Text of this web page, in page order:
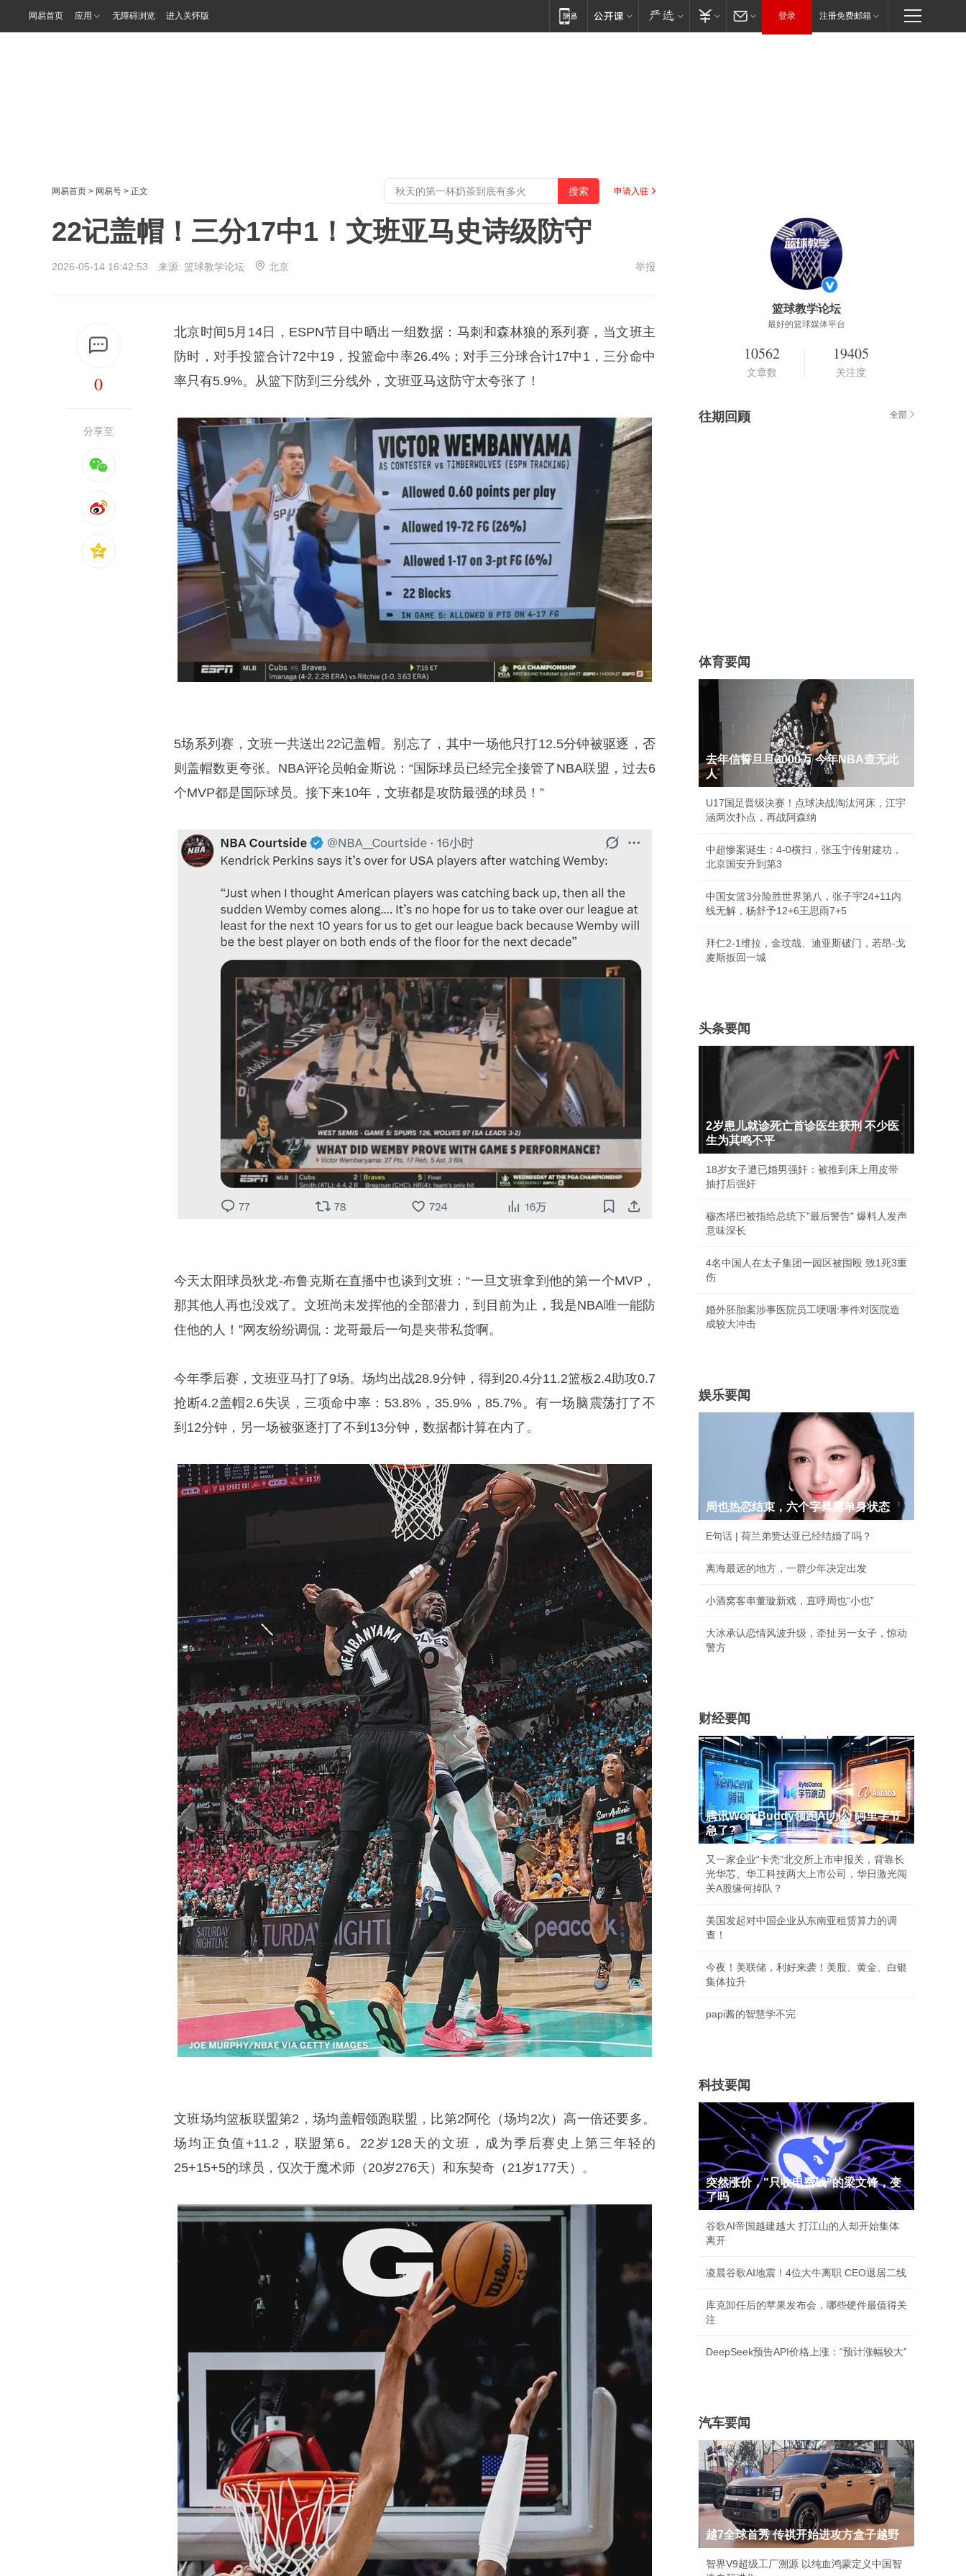
网易首页 应用 无障碍浏览 进入关怀版 登录 注册免费邮箱
网易首页 > 网易号 > 正文 申请入驻
22记盖帽！三分17中1！文班亚马史诗级防守
2026-05-14 16:42:53 来源: 篮球教学论坛 北京 举报
0
分享至
北京时间5月14日，ESPN节目中晒出一组数据：马刺和森林狼的系列赛，当文班主
防时，对手投篮合计72中19，投篮命中率26.4%；对手三分球合计17中1，三分命中
率只有5.9%。从篮下防到三分线外， 文班亚马这防守太夸张了！
5场系列赛，文班一共送出22记盖帽。别忘了，其中一场他只打12.5分钟被驱逐，否
则盖帽数更夸张。NBA评论员帕金斯说：“国际球员已经完全接管了NBA联盟，过去6
个MVP都是国际球员。接下来10年，文班都是攻防最强的球员！”
今天太阳球员狄龙-布鲁克斯在直播中也谈到文班：“一旦文班拿到他的第一个MVP，
那其他人再也没戏了。文班尚未发挥他的全部潜力，到目前为止，我是NBA唯一能防
住他的人！”网友纷纷调侃：龙哥最后一句是夹带私货啊。
今年季后赛，文班亚马打了9场。场均出战28.9分钟，得到20.4分11.2篮板2.4助攻0.7
抢断4.2盖帽2.6失误，三项命中率：53.8%，35.9%，85.7%。有一场脑震荡打了不
到12分钟，另一场被驱逐打了不到13分钟，数据都计算在内了。
文班场均篮板联盟第2，场均盖帽领跑联盟，比第2阿伦（场均2次）高一倍还要多。
场均正负值+11.2，联盟第6。22岁128天的文班，成为季后赛史上第三年轻的
25+15+5的球员，仅次于魔术师（20岁276天）和东契奇（21岁177天）。
篮球教学论坛
最好的篮球媒体平台
10562
文章数
19405
关注度
往期回顾 全部
体育要闻
去年信誓旦旦3000万 今年NBA查无此
人
U17国足晋级决赛！点球决战淘汰河床，江宇
涵两次扑点，再战阿森纳
中超惨案诞生：4-0横扫，张玉宁传射建功，
北京国安升到第3
中国女篮3分险胜世界第八，张子宇24+11内
线无解，杨舒予12+6王思雨7+5
拜仁2-1维拉，金玟哉、迪亚斯破门，若昂-戈
麦斯扳回一城
头条要闻
2岁患儿就诊死亡首诊医生获刑 不少医
生为其鸣不平
18岁女子遭已婚男强奸：被推到床上用皮带
抽打后强奸
穆杰塔巴被指给总统下"最后警告" 爆料人发声
意味深长
4名中国人在太子集团一园区被围殴 致1死3重
伤
婚外胚胎案涉事医院员工哽咽:事件对医院造
成较大冲击
娱乐要闻
周也热恋结束，六个字暴露单身状态
E句话 | 荷兰弟赞达亚已经结婚了吗？
离海最远的地方，一群少年决定出发
小酒窝客串董璇新戏，直呼周也“小也”
大冰承认恋情风波升级，牵扯另一女子，惊动
警方
财经要闻
腾讯WorkBuddy领跑AI办公 阿里字节
急了?
又一家企业“卡壳”北交所上市申报关，背靠长
光华芯、华工科技两大上市公司，华日激光闯
关A股缘何掉队？
美国发起对中国企业从东南亚租赁算力的调
查！
今夜！美联储，利好来袭！美股、黄金、白银
集体拉升
papi酱的智慧学不完
科技要闻
突然涨价，"只收电费钱"的梁文锋，变
了吗
谷歌AI帝国越建越大 打江山的人却开始集体
离开
凌晨谷歌AI地震！4位大牛离职 CEO退居二线
库克卸任后的苹果发布会，哪些硬件最值得关
注
DeepSeek预告API价格上涨：“预计涨幅较大”
汽车要闻
越7全球首秀 传祺开始进攻方盒子越野
智界V9超级工厂溯源 以纯血鸿蒙定义中国智